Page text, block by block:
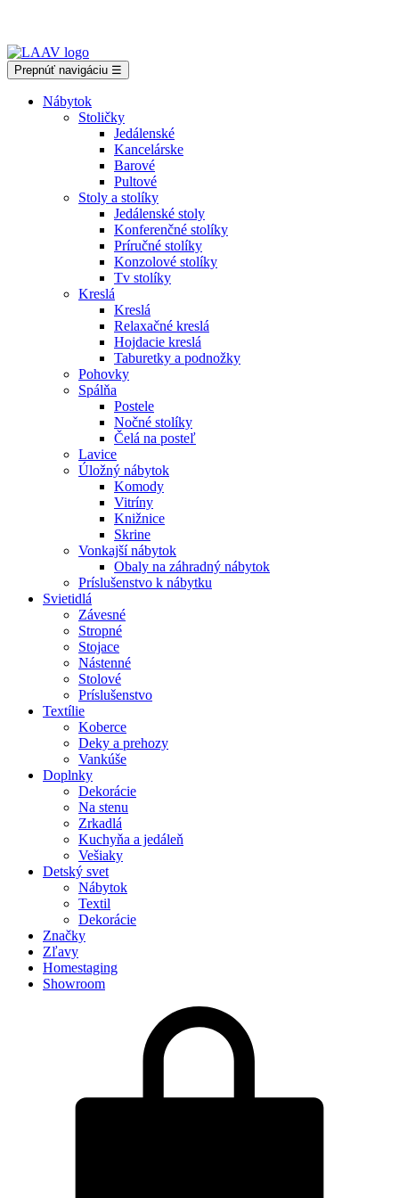
Prepnúť navigáciu ☰
Nábytok
Stoličky
Jedálenské
Kancelárske
Barové
Pultové
Stoly a stolíky
Jedálenské stoly
Konferenčné stolíky
Príručné stolíky
Konzolové stolíky
Tv stolíky
Kreslá
Kreslá
Relaxačné kreslá
Hojdacie kreslá
Taburetky a podnožky
Pohovky
Spálňa
Postele
Nočné stolíky
Čelá na posteľ
Lavice
Úložný nábytok
Komody
Vitríny
Knižnice
Skrine
Vonkajší nábytok
Obaly na záhradný nábytok
Príslušenstvo k nábytku
Svietidlá
Závesné
Stropné
Stojace
Nástenné
Stolové
Príslušenstvo
Textílie
Koberce
Deky a prehozy
Vankúše
Doplnky
Dekorácie
Na stenu
Zrkadlá
Kuchyňa a jedáleň
Vešiaky
Detský svet
Nábytok
Textil
Dekorácie
Značky
Zľavy
Homestaging
Showroom